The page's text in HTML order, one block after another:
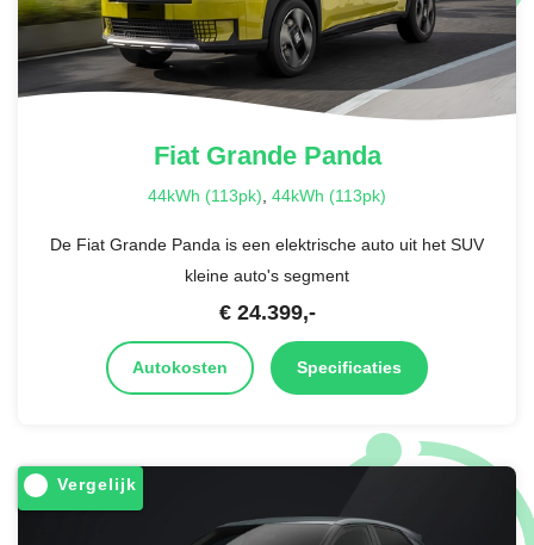
FiatGrande Panda
44kWh (113pk), 44kWh (113pk)
De Fiat Grande Panda is een elektrische auto uit het SUV
kleine auto's segment
€ 24.399,-
Autokosten Specificaties
Vergelijk